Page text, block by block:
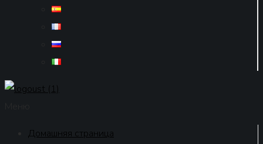
Домашняя страница